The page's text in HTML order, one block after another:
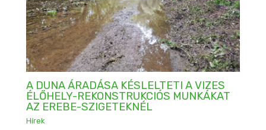
A DUNA ÁRADÁSA KÉSLELTETI A VIZES
ÉLŐHELY-REKONSTRUKCIÓS MUNKÁKAT
AZ EREBE-SZIGETEKNÉL
Hírek